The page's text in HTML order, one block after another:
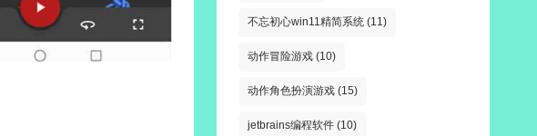
不忘初心win11精简系统 (11)
动作冒险游戏 (10)
动作角色扮演游戏 (15)
jetbrains编程软件 (10)